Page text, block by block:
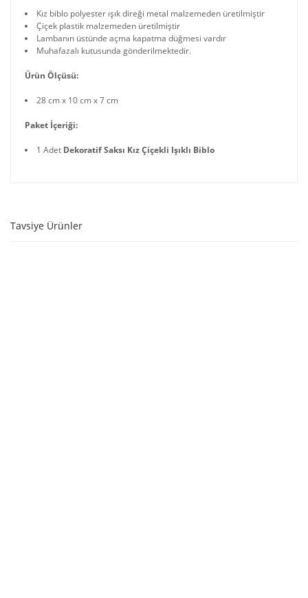
Kız biblo polyester ışık direği metal malzemeden üretilmiştir
Çiçek plastik malzemeden üretilmiştir
Lambanın üstünde açma kapatma düğmesi vardır
Muhafazalı kutusunda gönderilmektedir.
Ürün Ölçüsü:
28 cm x 10 cm x 7 cm
Paket İçeriği:
1 Adet Dekoratif Saksı Kız Çiçekli Işıklı Biblo
Tavsiye Ürünler